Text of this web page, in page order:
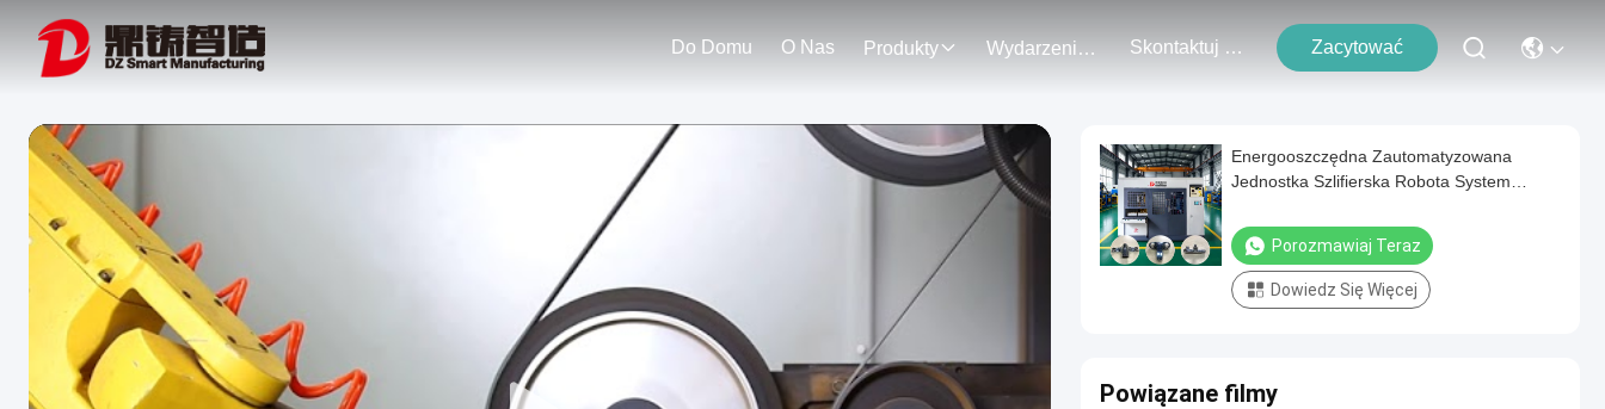
Do Domu O Nas Produkty Wydarzenia Skontaktuj Się Z Nami Zacytować
Energooszczędna Zautomatyzowana
Jednostka Szlifierska Robota System
Polerowania Zawiasów ze Stali
Nierdzewnej Silnik Metalowy
Porozmawiaj Teraz
Dowiedz Się Więcej
Powiązane filmy